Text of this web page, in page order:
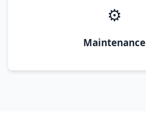
⚙️
Maintenance